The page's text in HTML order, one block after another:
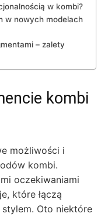
‍w kombi?
w nowych modelach
– zalety
kombi
​możliwości i
kombi.‍
oczekiwaniami
które łączą
Oto niektóre